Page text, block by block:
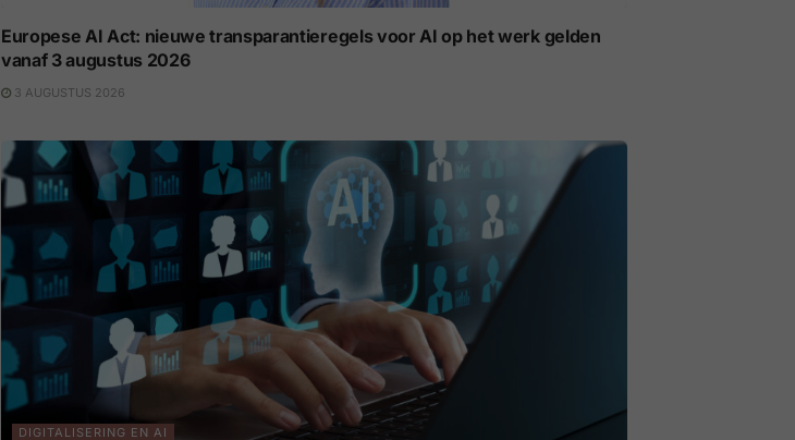
Europese AI Act: nieuwe transparantieregels voor AI op het werk gelden
vanaf 3 augustus 2026
3 AUGUSTUS 2026
DIGITALISERING EN AI